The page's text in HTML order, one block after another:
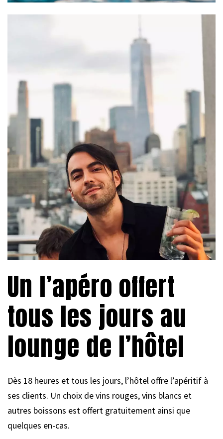
Un l’apéro offert
tous les jours au
lounge de l’hôtel
Dès 18 heures et tous les jours, l’hôtel offre l’apéritif à
ses clients. Un choix de vins rouges, vins blancs et
autres boissons est offert gratuitement ainsi que
quelques en-cas.